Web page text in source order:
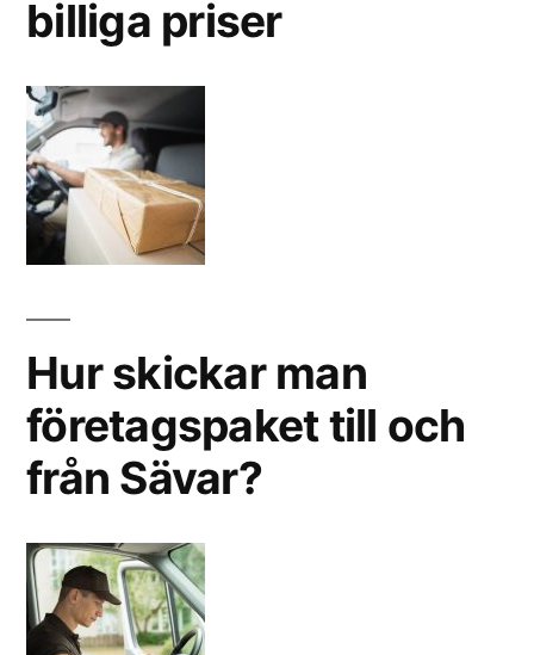
billiga priser
Hur skickar man
företagspaket till och
från Sävar?